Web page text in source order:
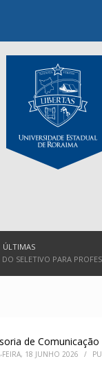
ÚLTIMAS
SELETIVO PARA
de Comunicação
FEIRA, 18 JUNHO 2026 /